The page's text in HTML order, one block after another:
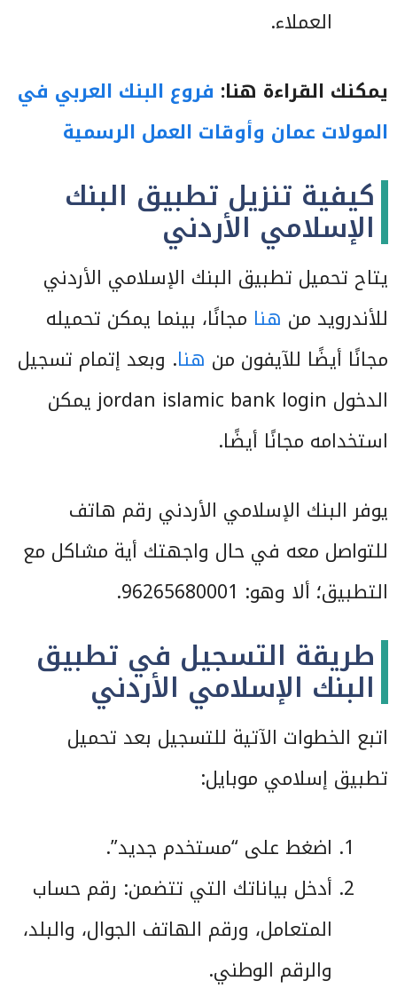
العملاء.
يمكنك القراءة هنا: فروع البنك العربي في
المولات عمان وأوقات العمل الرسمية
كيفية تنزيل تطبيق البنك
الإسلامي الأردني
يتاح تحميل تطبيق البنك الإسلامي الأردني
للأندرويد من هنا مجانًا، بينما يمكن تحميله
مجانًا أيضًا للآيفون من هنا. وبعد إتمام تسجيل
الدخول jordan islamic bank login يمكن
استخدامه مجانًا أيضًا.
يوفر البنك الإسلامي الأردني رقم هاتف
للتواصل معه في حال واجهتك أية مشاكل مع
التطبيق؛ ألا وهو: 96265680001.
طريقة التسجيل في تطبيق
البنك الإسلامي الأردني
اتبع الخطوات الآتية للتسجيل بعد تحميل
تطبيق إسلامي موبايل:
اضغط على “مستخدم جديد”.
أدخل بياناتك التي تتضمن: رقم حساب
المتعامل، ورقم الهاتف الجوال، والبلد،
والرقم الوطني.